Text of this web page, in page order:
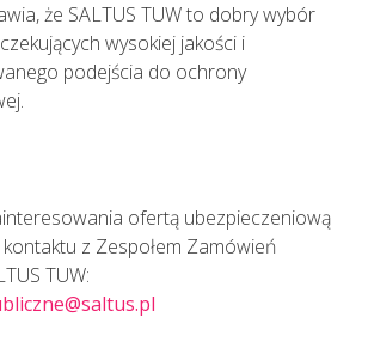
z objawami infekcji lub
na inny termin.
pacjentowi, również bez
zgłaszającemu chęć
u lekarza należy najpierw
że SALTUS TUW to dobry wybór
wysokiej jakości i
podejścia do ochrony
ofertą ubezpieczeniową
z Zespołem Zamówień
TUW: